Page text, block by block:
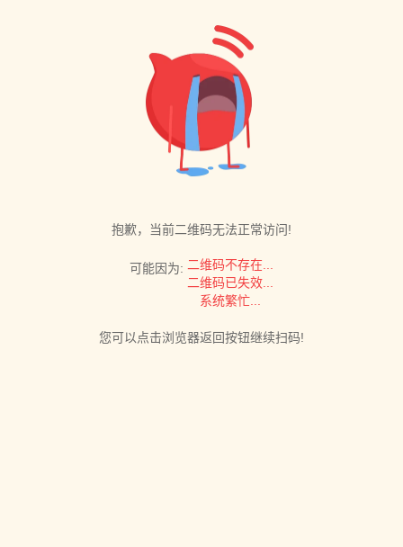
抱歉，当前二维码无法正常访问!
可能因为: 二维码不存在...
二维码已失效...
系统繁忙...
您可以点击浏览器返回按钮继续扫码!